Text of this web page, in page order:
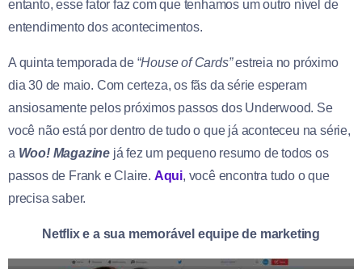
entanto, esse fator faz com que tenhamos um outro nível de
entendimento dos acontecimentos.
A quinta temporada de “House of Cards”estreia no próximo
dia 30 de maio. Com certeza, os fãs da série esperam
ansiosamente pelos próximos passos dos Underwood. Se
você não está por dentro de tudo o que já aconteceu na série,
a Woo! Magazine já fez um pequeno resumo de todos os
passos de Frank e Claire. Aqui, você encontra tudo o que
precisa saber.
Netflix e a sua memorável equipe de marketing